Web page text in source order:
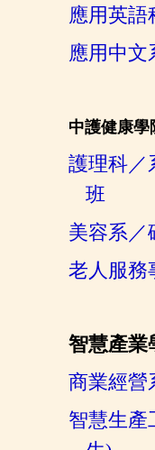
應用英語
應用中文
中護健康學
護理科／
班
美容系／
老人服務
智慧產業
商業經營
智慧生產